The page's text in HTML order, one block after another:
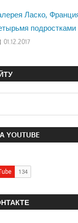
Ласко,
подростками
01.12.2017